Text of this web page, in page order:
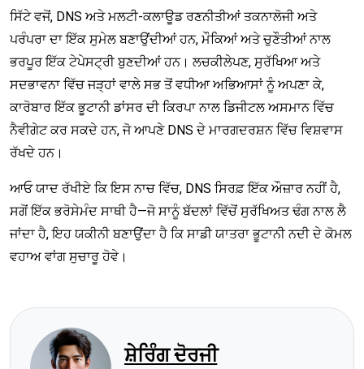
ਸਿੱਟੇ ਵਜੋਂ, DNS ਅਤੇ ਮਲਟੀ-ਕਲਾਊਡ ਰਣਨੀਤੀਆਂ ਤਕਨਾਲੋਜੀ ਅਤੇ
ਪਰੰਪਰਾ ਦਾ ਇੱਕ ਸੁਮੇਲ ਬਣਾਉਂਦੀਆਂ ਹਨ, ਮੌਕਿਆਂ ਅਤੇ ਚੁਣੌਤੀਆਂ ਨਾਲ
ਭਰਪੂਰ ਇੱਕ ਟੇਪੇਸਟ੍ਰੀ ਬੁਣਦੀਆਂ ਹਨ। ਲਚਕੀਲੇਪਣ, ਸੁਰੱਖਿਆ ਅਤੇ
ਸਦਭਾਵਨਾ ਵਿੱਚ ਜੜ੍ਹਾਂ ਵਾਲੇ ਸਭ ਤੋਂ ਵਧੀਆ ਅਭਿਆਸਾਂ ਨੂੰ ਅਪਣਾ ਕੇ,
ਕਾਰੋਬਾਰ ਇੱਕ ਭੂਟਾਨੀ ਡਾਂਸਰ ਦੀ ਕਿਰਪਾ ਨਾਲ ਡਿਜੀਟਲ ਅਸਮਾਨ ਵਿੱਚ
ਨੈਵੀਗੇਟ ਕਰ ਸਕਦੇ ਹਨ, ਜੋ ਆਪਣੇ DNS ਦੇ ਮਾਰਗਦਰਸ਼ਨ ਵਿੱਚ ਵਿਸ਼ਵਾਸ
ਰੱਖਦੇ ਹਨ।
ਆਓ ਯਾਦ ਰੱਖੀਏ ਕਿ ਇਸ ਨਾਚ ਵਿੱਚ, DNS ਸਿਰਫ਼ ਇੱਕ ਔਜ਼ਾਰ ਨਹੀਂ ਹੈ,
ਸਗੋਂ ਇੱਕ ਭਰੋਸੇਮੰਦ ਸਾਥੀ ਹੈ—ਜੋ ਸਾਨੂੰ ਬੱਦਲਾਂ ਵਿੱਚੋਂ ਸੁਰੱਖਿਅਤ ਢੰਗ ਨਾਲ ਲੈ
ਜਾਂਦਾ ਹੈ, ਇਹ ਯਕੀਨੀ ਬਣਾਉਂਦਾ ਹੈ ਕਿ ਸਾਡੀ ਯਾਤਰਾ ਭੂਟਾਨੀ ਨਦੀ ਦੇ ਕੋਮਲ
ਵਹਾਅ ਵਾਂਗ ਸੁਚਾਰੂ ਹੋਵੇ।
ਸ਼ੇਰਿੰਗ ਦੋਰਜੀ